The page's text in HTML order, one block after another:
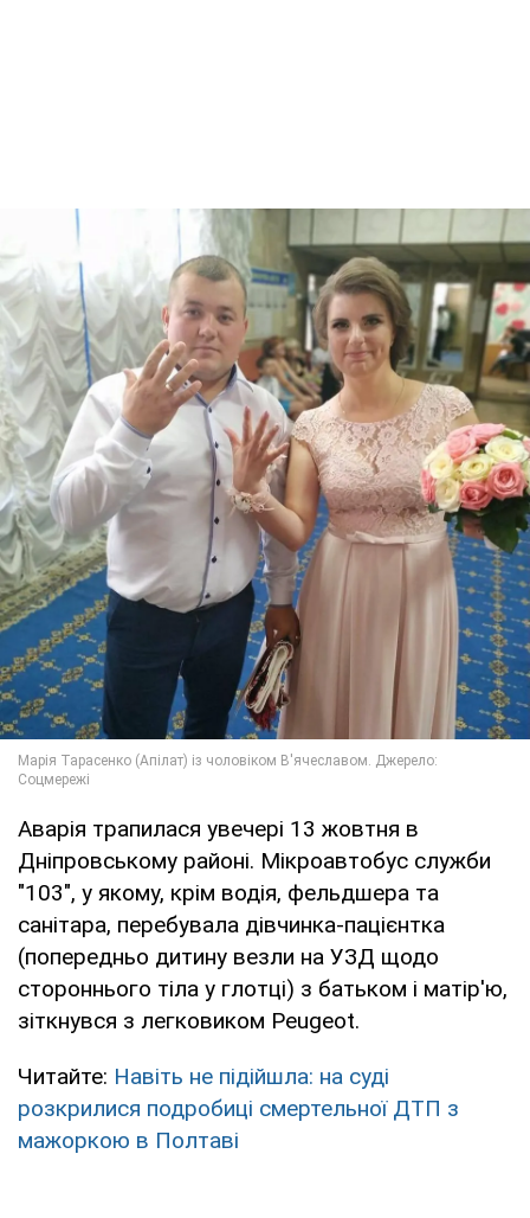
Аварія трапилася увечері 13 жовтня в
Дніпровському районі. Мікроавтобус служби
"103", у якому, крім водія, фельдшера та
санітара, перебувала дівчинка-пацієнтка
(попередньо дитину везли на УЗД щодо
стороннього тіла у глотці) з батьком і матір'ю,
зіткнувся з легковиком Peugeot.
Читайте: Навіть не підійшла: на суді
розкрилися подробиці смертельної ДТП з
мажоркою в Полтаві